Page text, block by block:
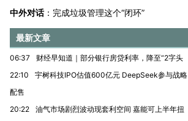
中外对话： 完成垃圾管理这个“闭环”
最新文章
06:37
财经早知道｜部分银行房贷利率，降至“2字头
22:10
宇树科技IPO估值600亿元 DeepSeek参与战略
配售
20:22
油气市场剧烈波动现套利空间 嘉能可上半年扭